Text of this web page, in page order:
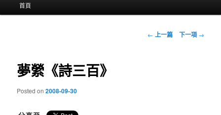
首頁
文← 上一篇 下一項 →
夢縈《詩三百》
Posted on2008-09-30